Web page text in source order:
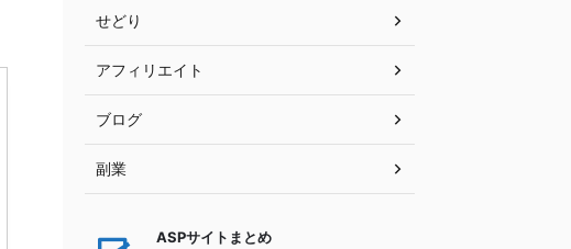
せどり
アフィリエイト
ブログ
副業
ASPサイトまとめ